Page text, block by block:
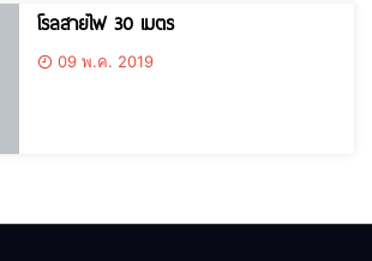
โรลสายไฟ 30 เมตร
09 พ.ค. 2019